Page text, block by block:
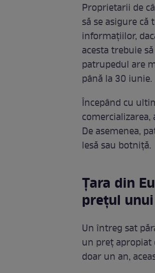
Proprietarii de
să se asigure
informațiilor,
acesta trebuie
patrupedul are
până la 30 iunie.
Începând cu
De asemenea,
lesă sau botniță.
Țara din
preţul
Un întreg sat
un preț apropiat
doar un an,